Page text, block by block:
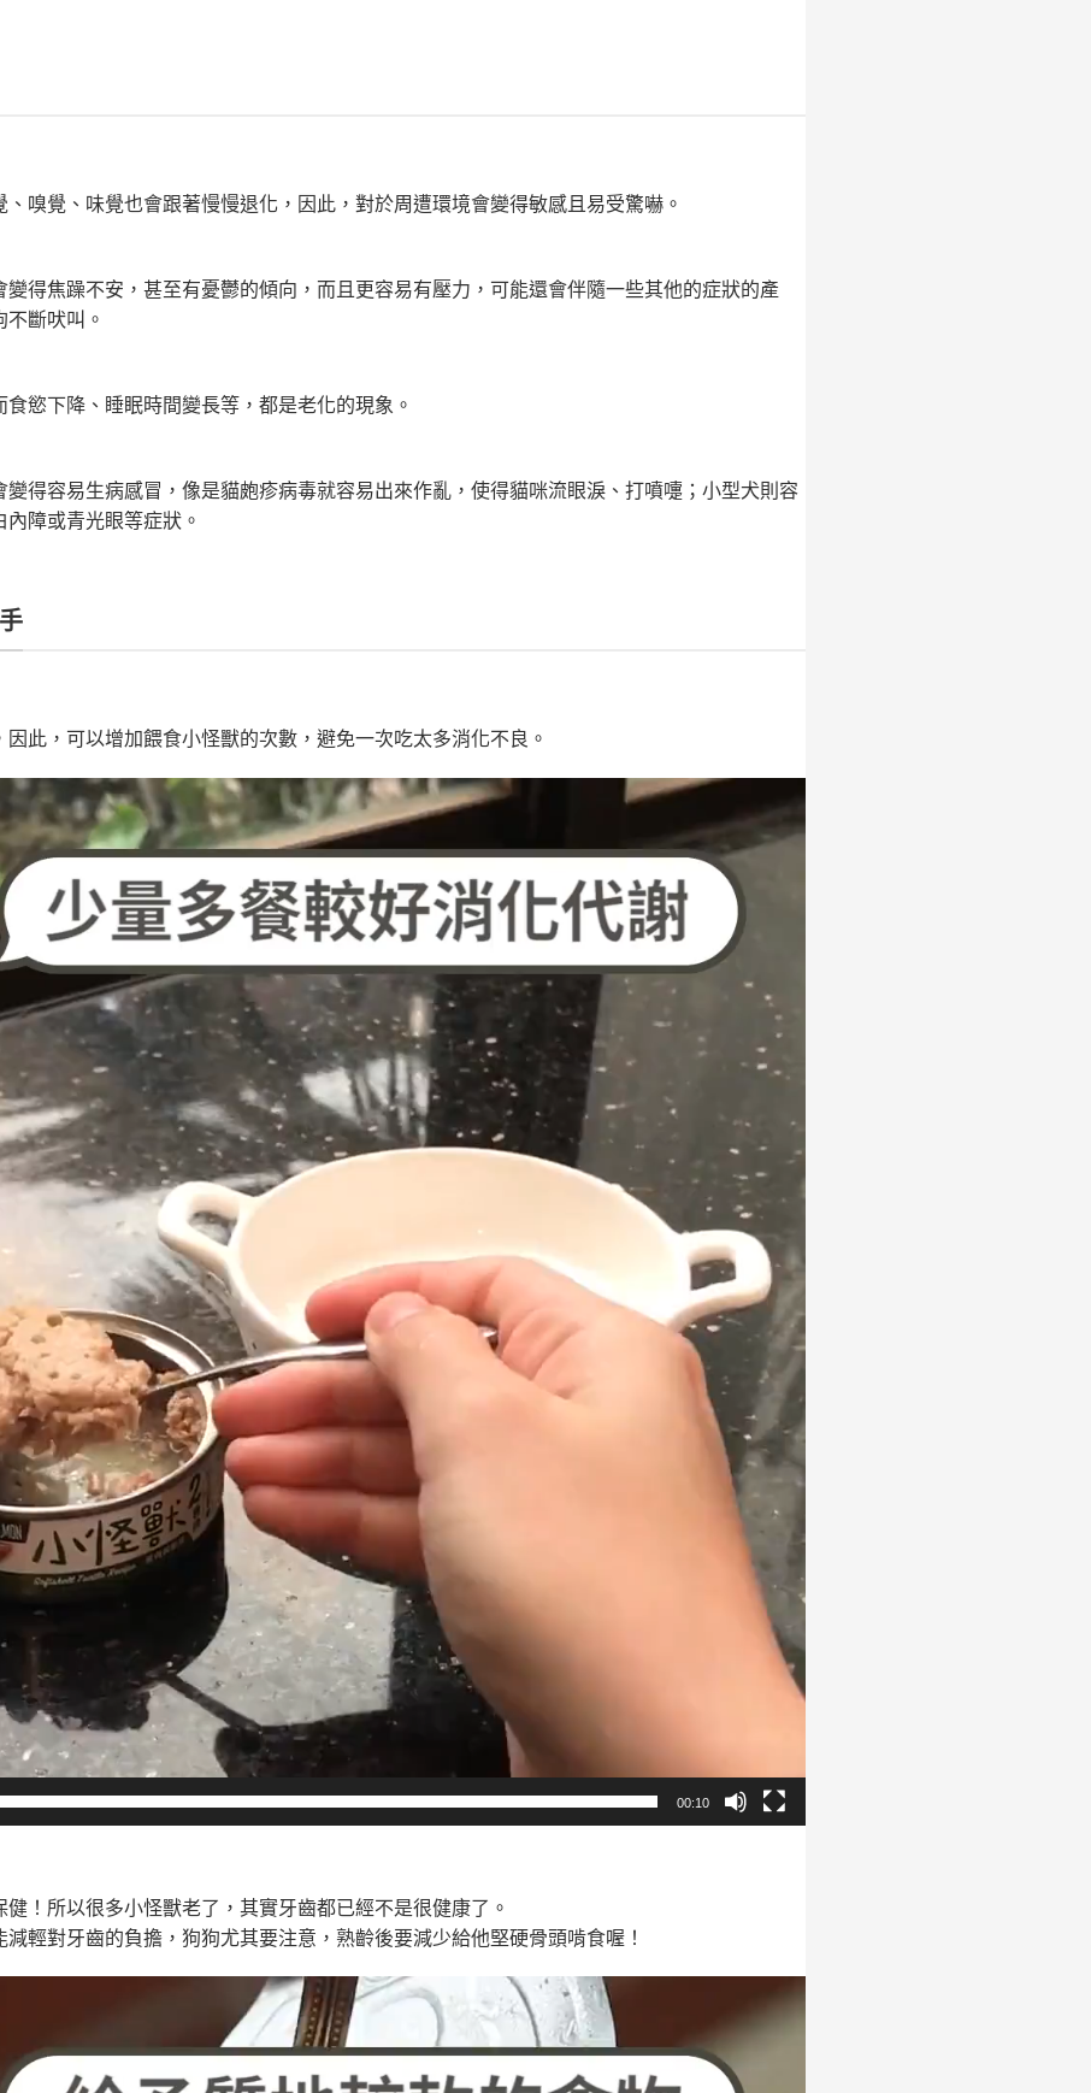
嗅覺、味覺也會跟著慢慢退化，因此，對於周遭環境會變得敏感且易受驚嚇。
得焦躁不安，甚至有憂鬱的傾向，而且更容易有壓力，可能還會伴隨一些其他的症狀的產
斷吠叫。
慾下降、睡眠時間變長等，都是老化的現象。
得容易生病感冒，像是貓皰疹病毒就容易出來作亂，使得貓咪流眼淚、打噴嚏；小型犬則容
障或青光眼等症狀。
此，可以增加餵食小怪獸的次數，避免一次吃太多消化不良。
00:10
！所以很多小怪獸老了，其實牙齒都已經不是很健康了。
輕對牙齒的負擔，狗狗尤其要注意，熟齡後要減少給他堅硬骨頭啃食喔！